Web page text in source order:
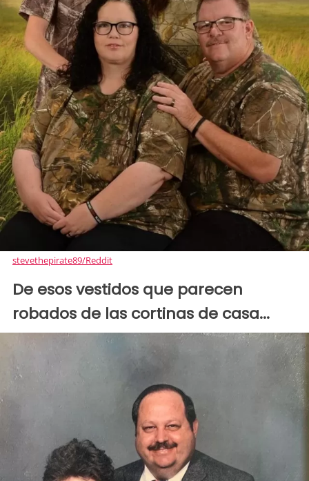
stevethepirate89/Reddit
De esos vestidos que parecen
robados de las cortinas de casa...